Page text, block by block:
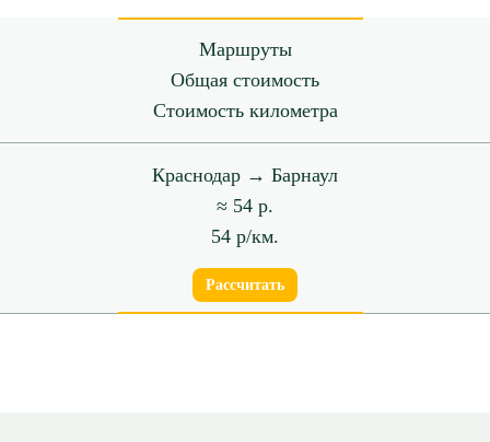
Маршруты
Общая стоимость
Стоимость километра
Краснодар → Барнаул
≈ 54 р.
54 р/км.
Рассчитать